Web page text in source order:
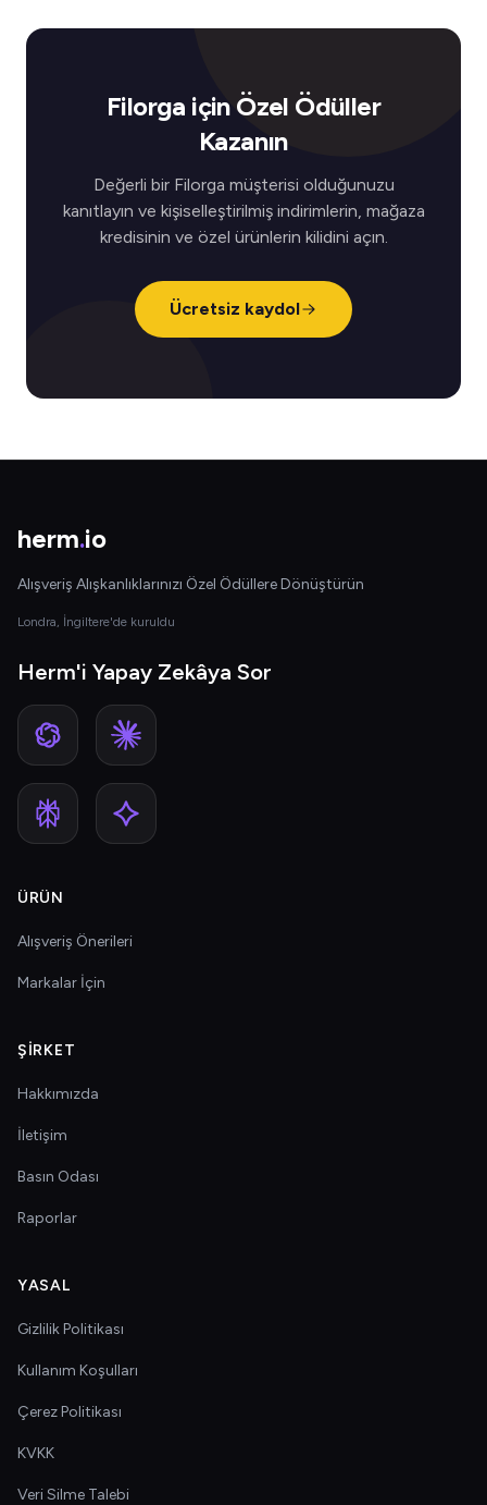
Filorga için Özel Ödüller
Kazanın
Değerli bir Filorga müşterisi olduğunuzu
kanıtlayın ve kişiselleştirilmiş indirimlerin, mağaza
kredisinin ve özel ürünlerin kilidini açın.
Ücretsiz kaydol
herm.io
Alışveriş Alışkanlıklarınızı Özel Ödüllere Dönüştürün
Londra, İngiltere'de kuruldu
Herm'i Yapay Zekâya Sor
ÜRÜN
Alışveriş Önerileri
Markalar İçin
ŞIRKET
Hakkımızda
İletişim
Basın Odası
Raporlar
YASAL
Gizlilik Politikası
Kullanım Koşulları
Çerez Politikası
KVKK
Veri Silme Talebi